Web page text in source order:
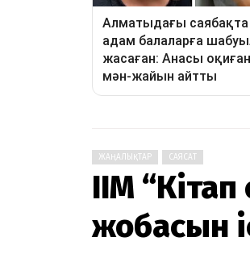
ЖАҢАЛЫҚТАР САЯСАТ
ІІМ
жобасын